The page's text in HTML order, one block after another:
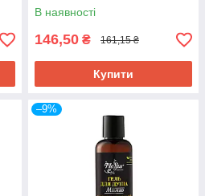
В наявності
146,50 ₴ 161,15 ₴
Купити
–9%